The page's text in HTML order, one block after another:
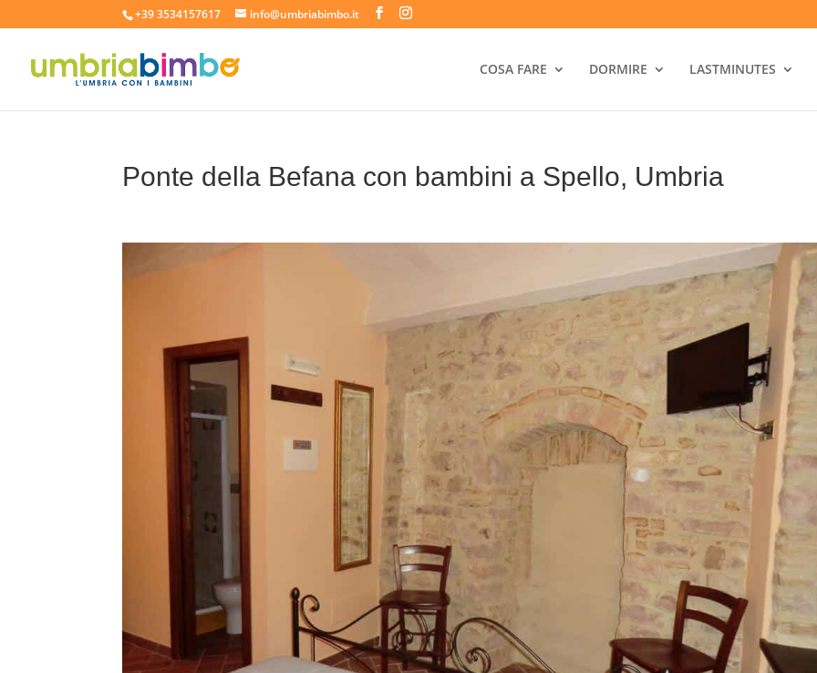
+39 3534157617 info@umbriabimbo.it
COSA FARE DORMIRE LASTMINUTES
Ponte della Befana con bambini a Spello, Umbria